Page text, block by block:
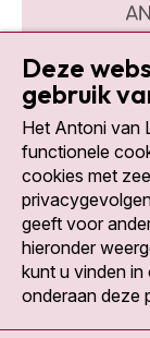
Social
Deze
gebruik
Het Antoni van
functionele
cookies met
geeft voor
hieronder
kunt u vinden
onderaan deze